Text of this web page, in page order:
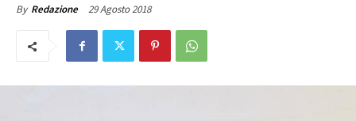
By Redazione 29 Agosto 2018